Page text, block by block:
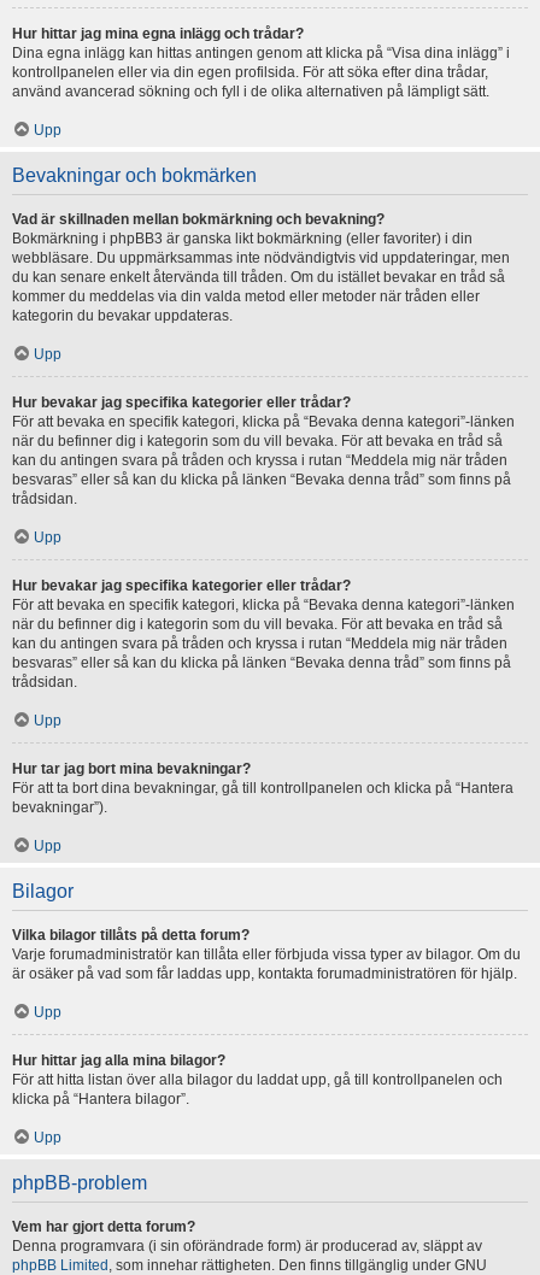
Hur hittar jag mina egna inlägg och trådar?
Dina egna inlägg kan hittas antingen genom att klicka på “Visa dina inlägg” i
kontrollpanelen eller via din egen profilsida. För att söka efter dina trådar,
använd avancerad sökning och fyll i de olika alternativen på lämpligt sätt.
Upp
Bevakningar och bokmärken
Vad är skillnaden mellan bokmärkning och bevakning?
Bokmärkning i phpBB3 är ganska likt bokmärkning (eller favoriter) i din
webbläsare. Du uppmärksammas inte nödvändigtvis vid uppdateringar, men
du kan senare enkelt återvända till tråden. Om du istället bevakar en tråd så
kommer du meddelas via din valda metod eller metoder när tråden eller
kategorin du bevakar uppdateras.
Upp
Hur bevakar jag specifika kategorier eller trådar?
För att bevaka en specifik kategori, klicka på “Bevaka denna kategori”-länken
när du befinner dig i kategorin som du vill bevaka. För att bevaka en tråd så
kan du antingen svara på tråden och kryssa i rutan “Meddela mig när tråden
besvaras” eller så kan du klicka på länken “Bevaka denna tråd” som finns på
trådsidan.
Upp
Hur bevakar jag specifika kategorier eller trådar?
För att bevaka en specifik kategori, klicka på “Bevaka denna kategori”-länken
när du befinner dig i kategorin som du vill bevaka. För att bevaka en tråd så
kan du antingen svara på tråden och kryssa i rutan “Meddela mig när tråden
besvaras” eller så kan du klicka på länken “Bevaka denna tråd” som finns på
trådsidan.
Upp
Hur tar jag bort mina bevakningar?
För att ta bort dina bevakningar, gå till kontrollpanelen och klicka på “Hantera
bevakningar”).
Upp
Bilagor
Vilka bilagor tillåts på detta forum?
Varje forumadministratör kan tillåta eller förbjuda vissa typer av bilagor. Om du
är osäker på vad som får laddas upp, kontakta forumadministratören för hjälp.
Upp
Hur hittar jag alla mina bilagor?
För att hitta listan över alla bilagor du laddat upp, gå till kontrollpanelen och
klicka på “Hantera bilagor”.
Upp
phpBB-problem
Vem har gjort detta forum?
Denna programvara (i sin oförändrade form) är producerad av, släppt av
phpBB Limited , som innehar rättigheten. Den finns tillgänglig under GNU